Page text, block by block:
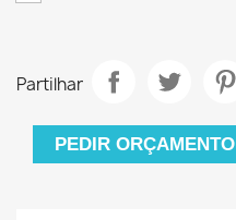
Partilhar
PEDIR ORÇAMENTO